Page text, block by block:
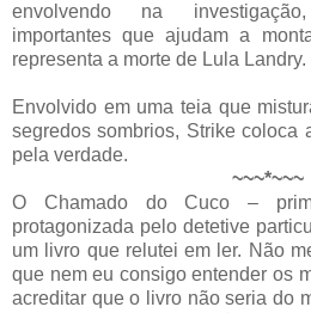
envolvendo na
importantes que ajudam a
representa a morte de Lula Landry.
Envolvido em uma teia que
segredos sombrios, Strike coloca
pela verdade.
~~~*~~~
O Chamado do Cuco –
protagonizada pelo detetive
um livro que relutei em ler. Não
que nem eu consigo entender os
acreditar que o livro não seria do